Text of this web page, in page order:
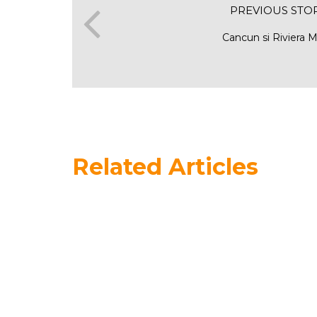
PREVIOUS
Cancun si Riviera
Related Articles